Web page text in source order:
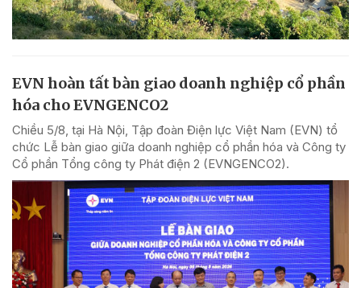
EVN hoàn tất bàn giao doanh nghiệp cổ phần
hóa cho EVNGENCO2
Chiều 5/8, tại Hà Nội, Tập đoàn Điện lực Việt Nam (EVN) tổ
chức Lễ bàn giao giữa doanh nghiệp cổ phần hóa và Công ty
Cổ phần Tổng công ty Phát điện 2 (EVNGENCO2).